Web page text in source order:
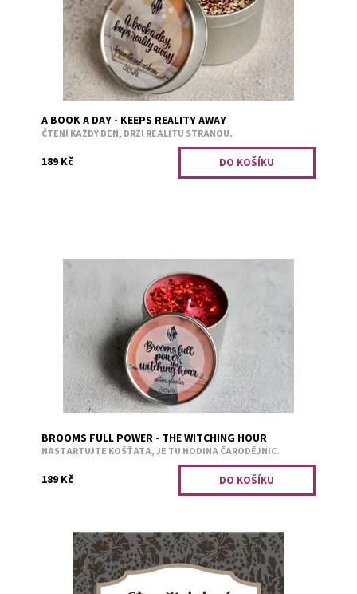
A BOOK A DAY - KEEPS REALITY AWAY
ČTENÍ KAŽDÝ DEN, DRŽÍ REALITU STRANOU.
189 Kč
Skladem 1
2832
BROOMS FULL POWER - THE WITCHING HOUR
NASTARTUJTE KOŠŤATA, JE TU HODINA ČARODĚJNIC.
189 Kč
Některé příběhy se hodí pro podzim více než jiné. A 19.
století má své jedinečně nadpřirozené kouzlo. Dr. Jekyll
and Mr. Hydehrozny, bylinky...